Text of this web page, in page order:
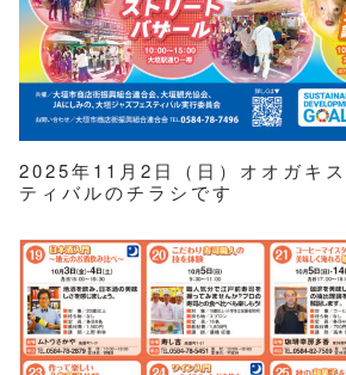
2025年11月2日（日）オオガキ
ティバルのチラシです